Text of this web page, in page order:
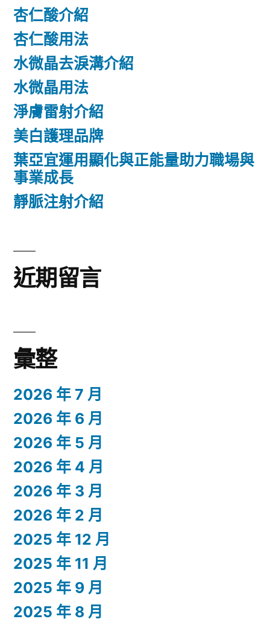
杏仁酸介紹
杏仁酸用法
水微晶去淚溝介紹
水微晶用法
淨膚雷射介紹
美白護理品牌
葉亞宜運用顯化與正能量助力職場與
事業成長
靜脈注射介紹
近期留言
彙整
2026 年 7 月
2026 年 6 月
2026 年 5 月
2026 年 4 月
2026 年 3 月
2026 年 2 月
2025 年 12 月
2025 年 11 月
2025 年 9 月
2025 年 8 月